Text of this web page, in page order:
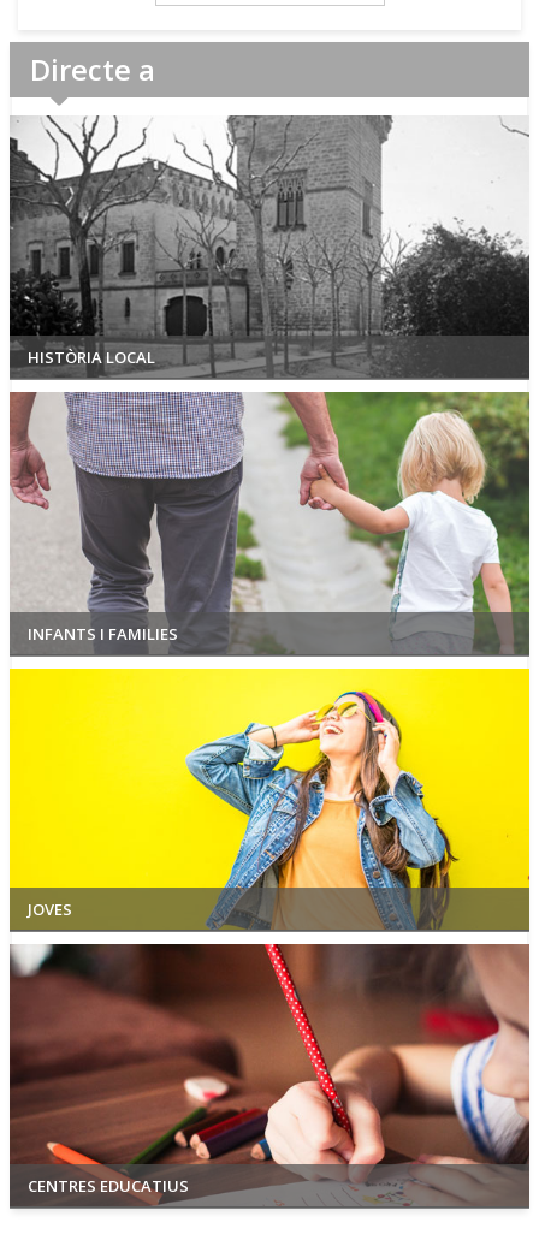
Directe a
HISTÒRIA LOCAL
INFANTS I FAMILIES
JOVES
CENTRES EDUCATIUS